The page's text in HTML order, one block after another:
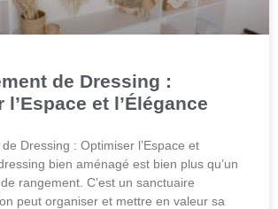
de Dressing :
l’Espace et l’Élégance
Dressing : Optimiser l’Espace et
bien aménagé est bien plus qu’un
rangement. C’est un sanctuaire
peut organiser et mettre en valeur sa